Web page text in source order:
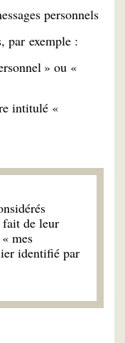
personnels
par exemple :
» ou «
intitulé «
fait de leur
mes
identifié par